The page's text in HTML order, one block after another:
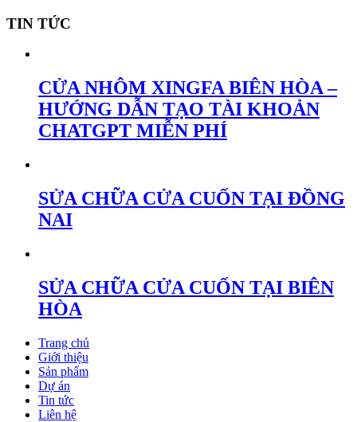
TIN TỨC
CỬA NHÔM XINGFA BIÊN HÒA –
HƯỚNG DẪN TẠO TÀI KHOẢN
CHATGPT MIỄN PHÍ
SỬA CHỮA CỬA CUỐN TẠI ĐỒNG
NAI
SỬA CHỮA CỬA CUỐN TẠI BIÊN
HÒA
Trang chủ
Giới thiệu
Sản phẩm
Dự án
Tin tức
Liên hệ